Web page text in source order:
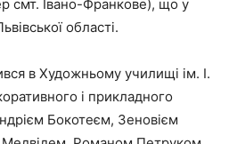
смт. Івано-Франкове), що у
області.
в Художньому училищі ім. І.
і прикладного
Бокотеєм, Зеновієм